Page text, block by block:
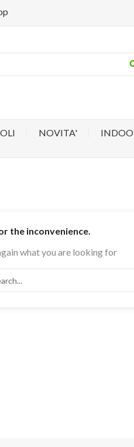
OLI NOVITA'
the inconvenience.
what you are looking for